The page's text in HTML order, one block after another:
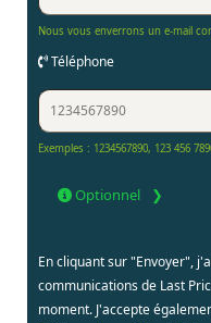
Nous vous enverrons un e-mail
Téléphone
Exemples : 1234567890, 123 456
Optionnel
En cliquant sur "Envoyer",
communications de Last
moment. J'accepte